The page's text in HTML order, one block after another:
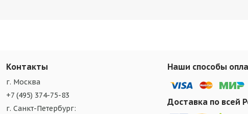
Контакты
г. Москва
+7 (495) 374-75-83
г. Санкт-Петербург:
Наши способы
Доставка по всей